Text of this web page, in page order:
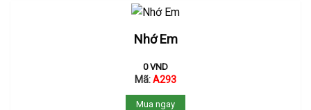
Nhớ Em
0VND
Mã:A293
Mua ngay